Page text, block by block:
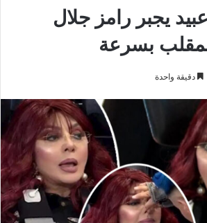
يجبر رامز جلال
بسرعة
دقيقة واحدة